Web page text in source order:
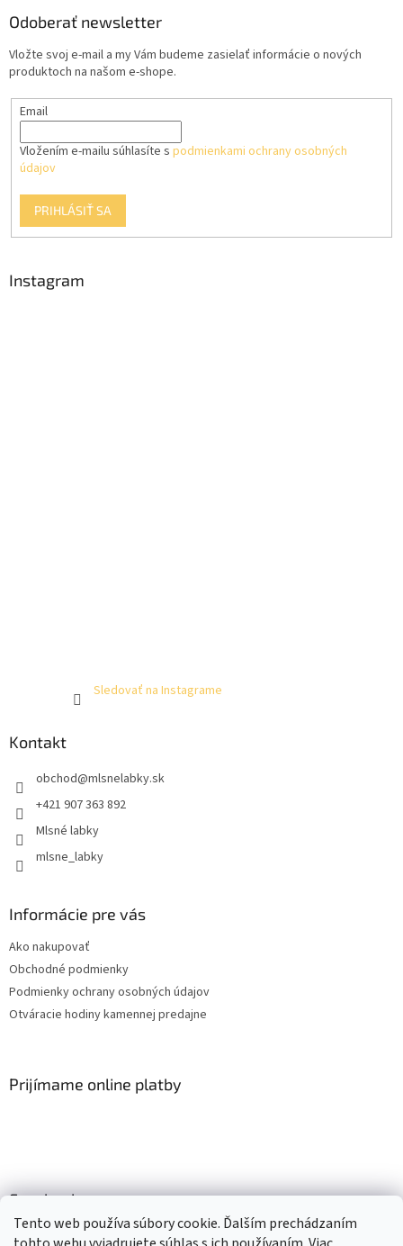
Tento web používa súbory cookie. Ďalším prechádzaním
Odoberať newsletter
Vložte svoj e-mail a my Vám budeme zasielať informácie o nových
produktoch na našom e-shope.
Email
Vložením e-mailu súhlasíte s podmienkami ochrany osobných
údajov
PRIHLÁSIŤ SA
Instagram
Sledovať na Instagrame
Kontakt
obchod@mlsnelabky.sk
+421 907 363 892
Mlsné labky
mlsne_labky
Informácie pre vás
Ako nakupovať
Obchodné podmienky
Podmienky ochrany osobných údajov
Otváracie hodiny kamennej predajne
Prijímame online platby
Facebook